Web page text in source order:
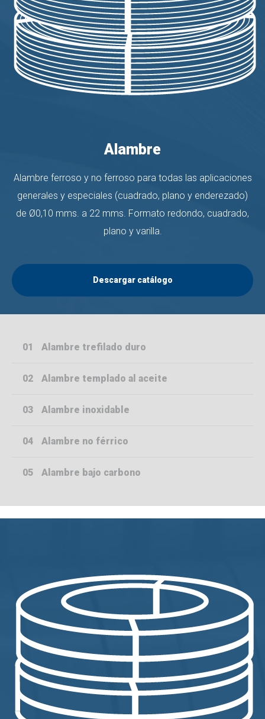
Alambre
Alambre ferroso y no ferroso para todas las aplicaciones
generales y especiales (cuadrado, plano y enderezado)
de Ø0,10 mms. a 22 mms. Formato redondo, cuadrado,
plano y varilla.
Descargar catálogo
01 Alambre trefilado duro
02 Alambre templado al aceite
03 Alambre inoxidable
04 Alambre no férrico
05 Alambre bajo carbono